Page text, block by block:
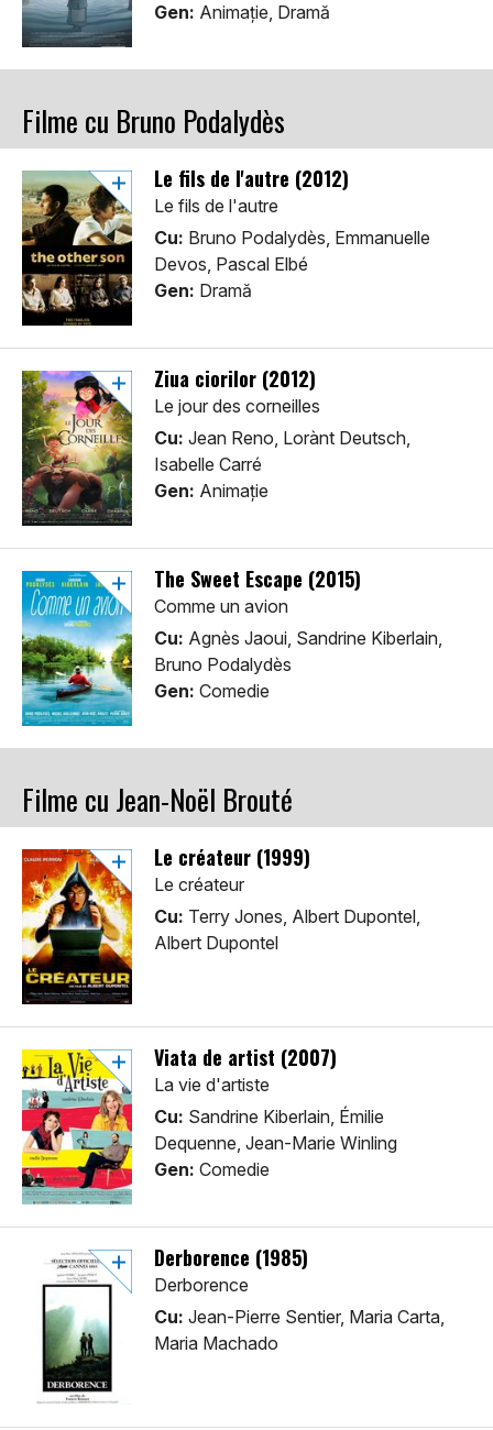
Gen: Animaţie, Dramă
Filme cu Bruno Podalydès
Le fils de l'autre (2012)
Le fils de l'autre
Cu: Bruno Podalydès, Emmanuelle
Devos, Pascal Elbé
Gen: Dramă
Ziua ciorilor (2012)
Le jour des corneilles
Cu: Jean Reno, Lorànt Deutsch,
Isabelle Carré
Gen: Animaţie
The Sweet Escape (2015)
Comme un avion
Cu: Agnès Jaoui, Sandrine Kiberlain,
Bruno Podalydès
Gen: Comedie
Filme cu Jean-Noël Brouté
Le créateur (1999)
Le créateur
Cu: Terry Jones, Albert Dupontel,
Albert Dupontel
Viata de artist (2007)
La vie d'artiste
Cu: Sandrine Kiberlain, Émilie
Dequenne, Jean-Marie Winling
Gen: Comedie
Derborence (1985)
Derborence
Cu: Jean-Pierre Sentier, Maria Carta,
Maria Machado